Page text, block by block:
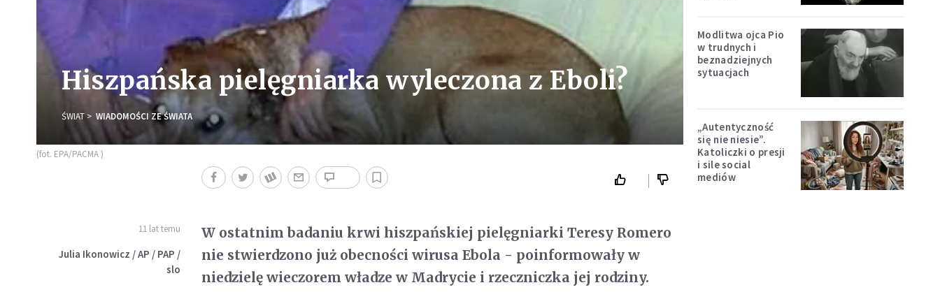
Hiszpańska pielęgniarka wyleczona z Eboli?
ŚWIAT WIADOMOŚCI ZE ŚWIATA
(fot. EPA/PACMA )
11 lat temu
Julia Ikonowicz / AP / PAP /
slo
W ostatnim badaniu krwi hiszpańskiej pielęgniarki Teresy Romero
nie stwierdzono już obecności wirusa Ebola - poinformowały w
niedzielę wieczorem władze w Madrycie i rzeczniczka jej rodziny.
Modlitwa ojca Pio
w trudnych i
beznadziejnych
sytuacjach
„Autentyczność
się nie niesie”.
Katoliczki o presji
i sile social
mediów